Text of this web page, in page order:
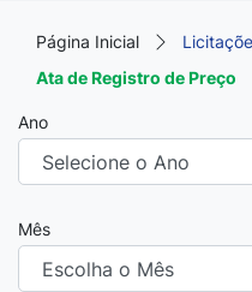
Página Inicial
Ata de Registro de Preço
Ano
Mês